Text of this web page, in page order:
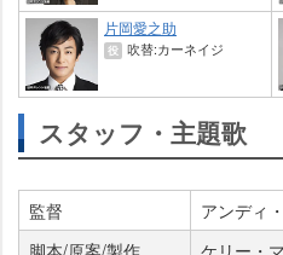
片岡愛之助
役 吹替:カーネイジ
スタッフ・主題歌
監督
アンディ